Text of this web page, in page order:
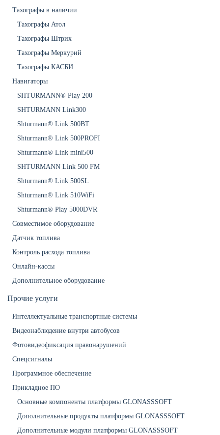
Тахографы в наличии
Тахографы Атол
Тахографы Штрих
Тахографы Меркурий
Тахографы КАСБИ
Навигаторы
SHTURMANN® Play 200
SHTURMANN Link300
Shturmann® Link 500BT
Shturmann® Link 500PROFI
Shturmann® Link mini500
SHTURMANN Link 500 FM
Shturmann® Link 500SL
Shturmann® Link 510WiFi
Shturmann® Play 5000DVR
Совместимое оборудование
Датчик топлива
Контроль расхода топлива
Онлайн-кассы
Дополнительное оборудование
Прочие услуги
Интеллектуальные транспортные системы
Видеонаблюдение внутри автобусов
Фотовидеофиксация правонарушений
Спецсигналы
Программное обеспечение
Прикладное ПО
Основные компоненты платформы GLONASSSOFT
Дополнительные продукты платформы GLONASSSOFT
Дополнительные модули платформы GLONASSSOFT